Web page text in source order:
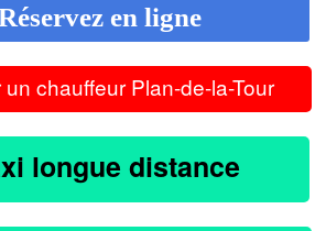
en ligne
chauffeur Plan-de-la-Tour
longue distance